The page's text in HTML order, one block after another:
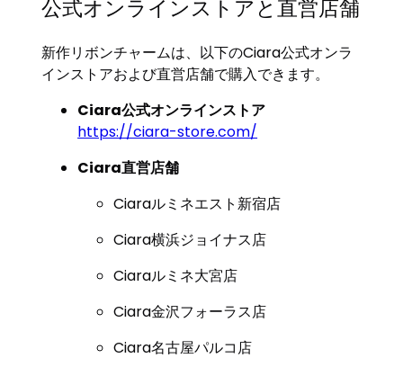
公式オンラインストアと直営店舗
新作リボンチャームは、以下のCiara公式オンラ
インストアおよび直営店舗で購入できます。
Ciara公式オンラインストア
https://ciara-store.com/
Ciara直営店舗
Ciaraルミネエスト新宿店
Ciara横浜ジョイナス店
Ciaraルミネ大宮店
Ciara金沢フォーラス店
Ciara名古屋パルコ店